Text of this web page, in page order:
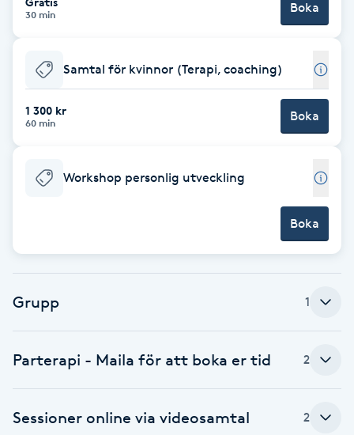
Balayage
Bambumassage
BIAB
Blowout
Brynfärgning
30 min Boka
Samtal för kvinnor (Terapi, coaching)
1 300 kr
60 min Boka
Workshop personlig utveckling
Boka
Grupp 1
Parterapi - Maila för att boka er tid 2
Sessioner online via videosamtal 2